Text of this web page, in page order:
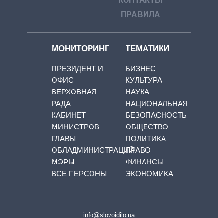
ПРАВИЛА
МОНИТОРИНГ
ПРЕЗИДЕНТ И
ОФИС
ВЕРХОВНАЯ
РАДА
КАБИНЕТ
МИНИСТРОВ
ГЛАВЫ
ОБЛАДМИНИСТРАЦИЙ
МЭРЫ
ВСЕ ПЕРСОНЫ
ТЕМАТИКИ
БИЗНЕС
КУЛЬТУРА
НАУКА
НАЦИОНАЛЬНАЯ
БЕЗОПАСНОСТЬ
ОБЩЕСТВО
ПОЛИТИКА
ПРАВО
ФИНАНСЫ
ЭКОНОМИКА
info@slovoidilo.ua